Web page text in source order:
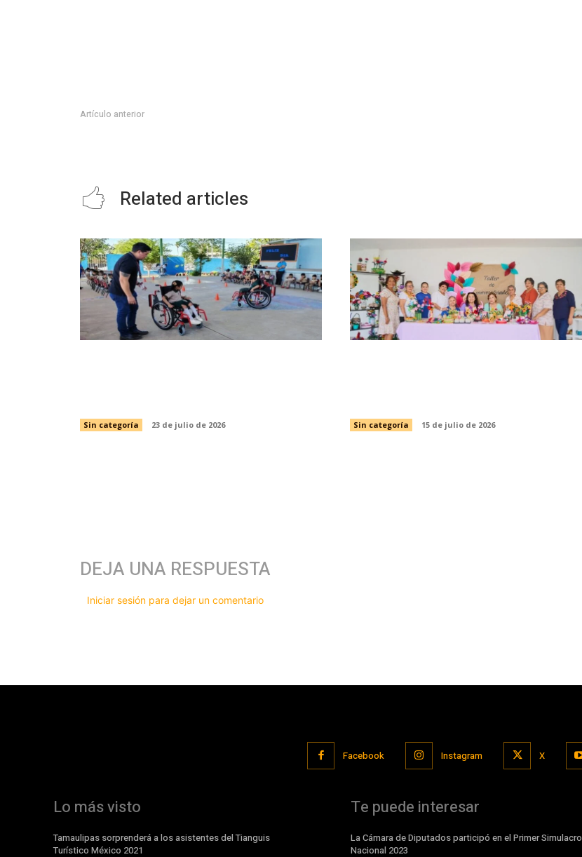
Artículo anterior
Related articles
Sin categoría 23 de julio de 2026 Sin categoría 15 de julio de 2026
DEJA UNA RESPUESTA
Iniciar sesión para dejar un comentario
Facebook Instagram X
Lo más visto
Tamaulipas sorprenderá a los asistentes del Tianguis
Turístico México 2021
Te puede interesar
La Cámara de Diputados participó en el Primer Simulacro
Nacional 2023